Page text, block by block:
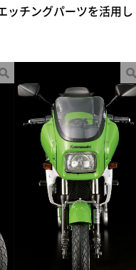
ッチングパーツを活用し